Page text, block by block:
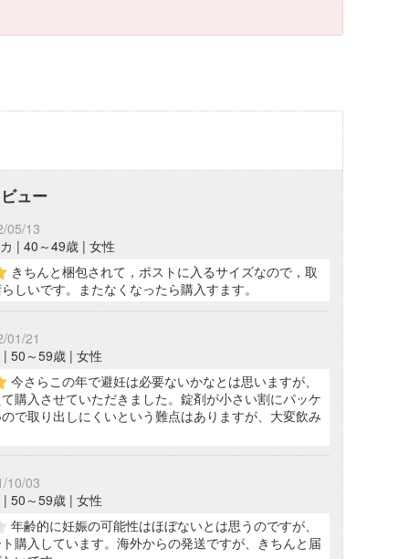
ュー
05/13
| 40～49歳 | 女性
きちんと梱包されて，ポストに入るサイズなので，取
しいです。またなくなったら購入すます。
01/21
| 50～59歳 | 女性
今さらこの年で避妊は必要ないかなとは思いますが、
購入させていただきました。錠剤が小さい割にパッケ
で取り出しにくいという難点はありますが、大変飲み
10/03
| 50～59歳 | 女性
年齢的に妊娠の可能性はほぼないとは思うのですが、
購入しています。海外からの発送ですが、きちんと届